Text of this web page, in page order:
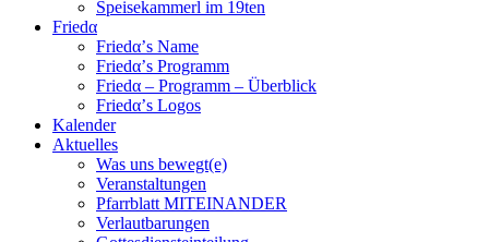
Speisekammerl im 19ten
Friedα
Friedα’s Name
Friedα’s Programm
Friedα – Programm – Überblick
Friedα’s Logos
Kalender
Aktuelles
Was uns bewegt(e)
Veranstaltungen
Pfarrblatt MITEINANDER
Verlautbarungen